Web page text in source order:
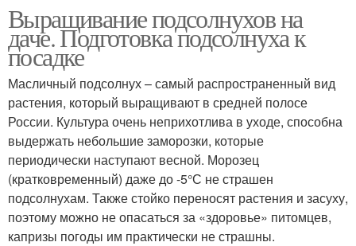
Выращивание подсолнухов на
даче. Подготовка подсолнуха к
посадке
Масличный подсолнух – самый распространенный вид
растения, который выращивают в средней полосе
России. Культура очень неприхотлива в уходе, способна
выдержать небольшие заморозки, которые
периодически наступают весной. Морозец
(кратковременный) даже до -5°С не страшен
подсолнухам. Также стойко переносят растения и засуху,
поэтому можно не опасаться за «здоровье» питомцев,
капризы погоды им практически не страшны.